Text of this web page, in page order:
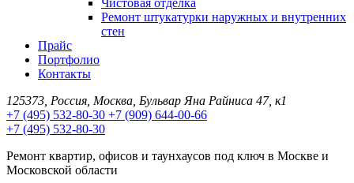
Чистовая отделка
Ремонт штукатурки наружных и внутренних
стен
Прайс
Портфолио
Контакты
125373, Россия, Москва, Бульвар Яна Райниса 47, к1
+7 (495) 532-80-30 +7 (909) 644-00-66
+7 (495) 532-80-30
Ремонт квартир, офисов и таунхаусов под ключ в Москве и
Московской области